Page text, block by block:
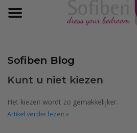
Dekbedovertrekken
(Hoes) Laken en Lakensets
Sofiben BLOG
Sofiben Blog
Kunt u niet kiezen
Het kiezen wordt zo gemakkelijker.
Artikel verder lezen »